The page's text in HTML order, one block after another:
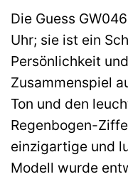
Die Guess
Uhr; sie ist ein
Persönlichkeit
Zusammenspiel
Ton und den
Regenbogen-
einzigartige und
Modell wurde